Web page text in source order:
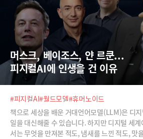
머스크, 베이조스, 얀 르쿤...
피지컬AI에 인생을 건 이유
#피지컬AI#월드모델#휴머노이드
책으로 세상을 배운 거대언어모델(LLM)은 디
일을 대신해줄 수 있습니다. 하지만 디지털 세
서는 무엇을 만져본 적도, 냄새를 느낀 적도, 맛